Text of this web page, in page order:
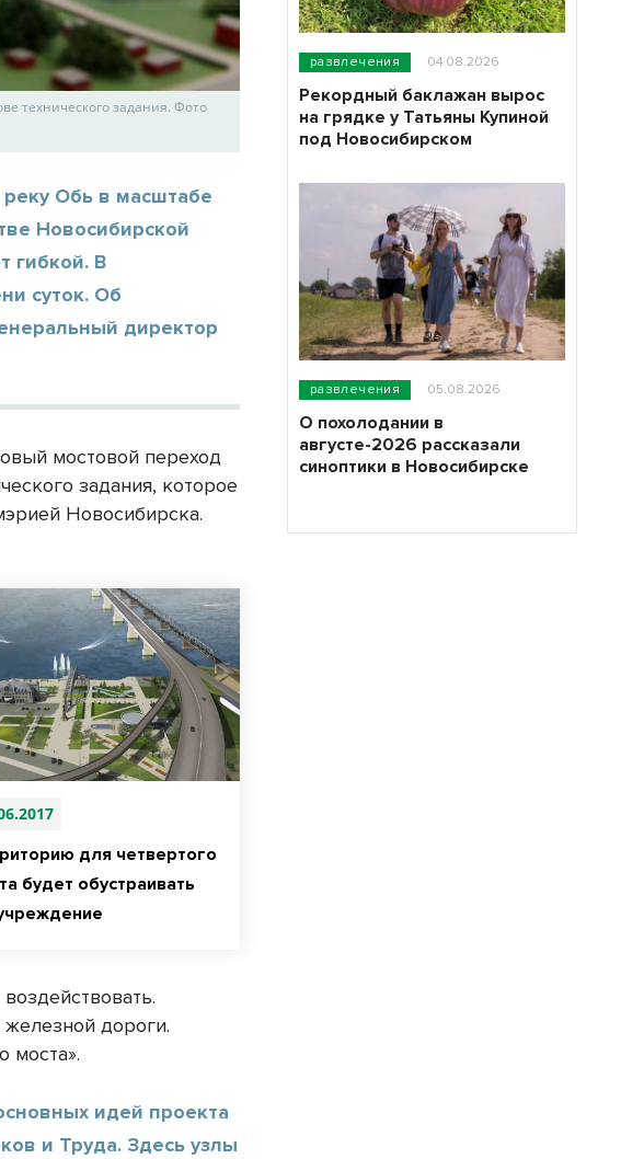
технического задания. Фото
реку Обь в масштабе
Новосибирской
гибкой. В
суток. Об
директор
мостовой переход
задания, которое
Новосибирска.
для четвертого
будет обустраивать
дороги.
моста».
идей проекта
и Труда. Здесь узлы
развлечения 04.08.2026
Рекордный баклажан вырос
на грядке у Татьяны Купиной
под Новосибирском
развлечения 05.08.2026
О похолодании в
августе-2026 рассказали
синоптики в Новосибирске